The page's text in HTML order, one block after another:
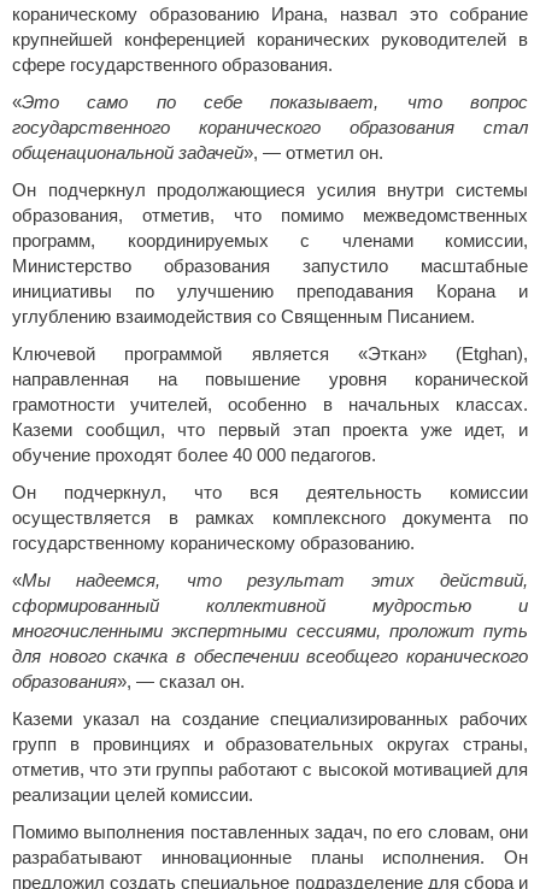
кораническому образованию Ирана, назвал это собрание
крупнейшей конференцией коранических руководителей в
сфере государственного образования.
«Это само по себе показывает, что вопрос
государственного коранического образования стал
общенациональной задачей», — отметил он.
Он подчеркнул продолжающиеся усилия внутри системы
образования, отметив, что помимо межведомственных
программ, координируемых с членами комиссии,
Министерство образования запустило масштабные
инициативы по улучшению преподавания Корана и
углублению взаимодействия со Священным Писанием.
Ключевой программой является «Эткан» (Etghan),
направленная на повышение уровня коранической
грамотности учителей, особенно в начальных классах.
Каземи сообщил, что первый этап проекта уже идет, и
обучение проходят более 40 000 педагогов.
Он подчеркнул, что вся деятельность комиссии
осуществляется в рамках комплексного документа по
государственному кораническому образованию.
«Мы надеемся, что результат этих действий,
сформированный коллективной мудростью и
многочисленными экспертными сессиями, проложит путь
для нового скачка в обеспечении всеобщего коранического
образования», — сказал он.
Каземи указал на создание специализированных рабочих
групп в провинциях и образовательных округах страны,
отметив, что эти группы работают с высокой мотивацией для
реализации целей комиссии.
Помимо выполнения поставленных задач, по его словам, они
разрабатывают инновационные планы исполнения. Он
предложил создать специальное подразделение для сбора и